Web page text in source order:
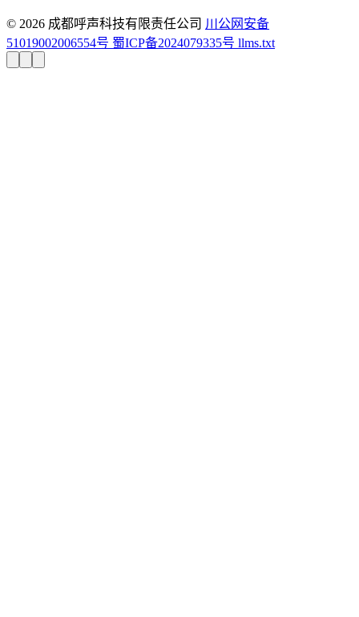
© 2026 成都呼声科技有限责任公司 川公网安备
51019002006554号 蜀ICP备2024079335号 llms.txt